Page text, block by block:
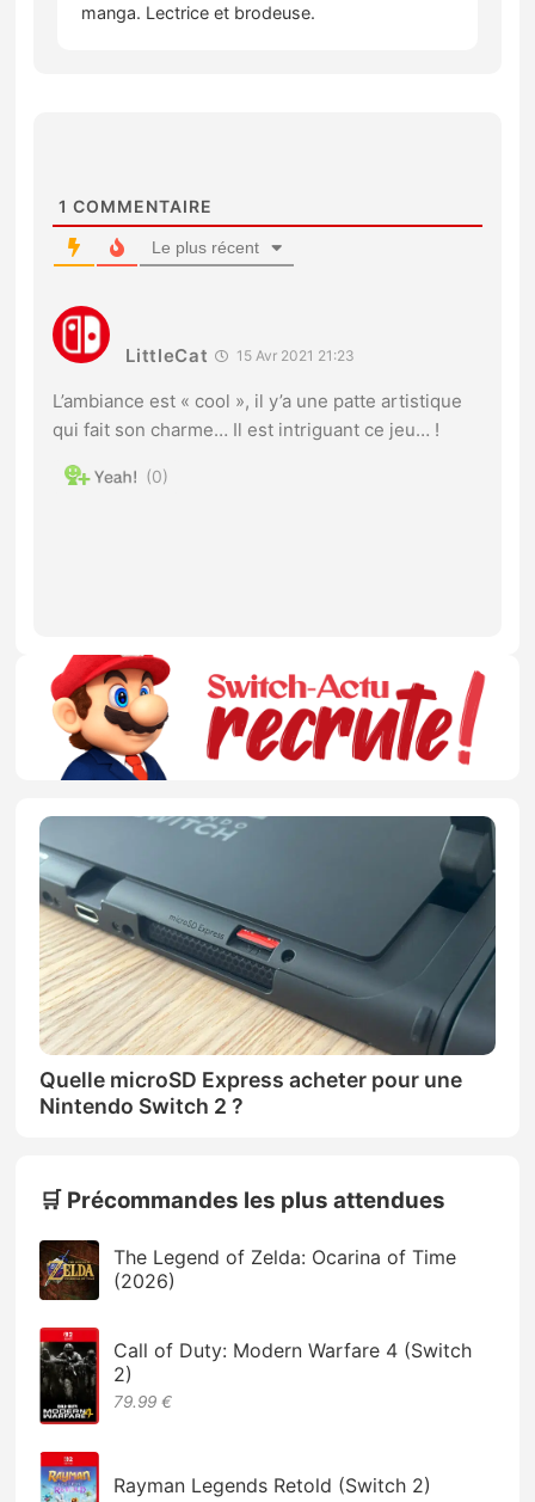
manga. Lectrice et brodeuse.
1 COMMENTAIRE
Le plus récent
LittleCat 15 Avr 2021 21:23
L’ambiance est « cool », il y’a une patte artistique
qui fait son charme… Il est intriguant ce jeu… !
0
Quelle microSD Express acheter pour une
Nintendo Switch 2 ?
🛒 Précommandes les plus attendues
The Legend of Zelda: Ocarina of Time
(2026)
Call of Duty: Modern Warfare 4 (Switch
2)
79.99 €
Rayman Legends Retold (Switch 2)